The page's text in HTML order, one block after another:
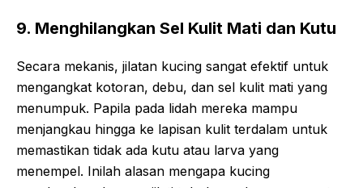
9. Menghilangkan Sel Kulit Mati dan Kutu
Secara mekanis, jilatan kucing sangat efektif untuk
mengangkat kotoran, debu, dan sel kulit mati yang
menumpuk. Papila pada lidah mereka mampu
menjangkau hingga ke lapisan kulit terdalam untuk
memastikan tidak ada kutu atau larva yang
menempel. Inilah alasan mengapa kucing